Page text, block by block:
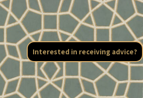
Interested in receiving advice?